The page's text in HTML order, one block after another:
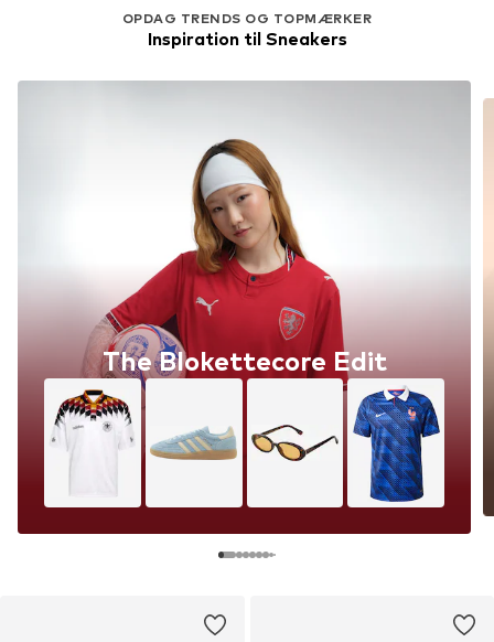
OPDAG TRENDS OG TOPMÆRKER
Inspiration til Sneakers
The Blokettecore Edit